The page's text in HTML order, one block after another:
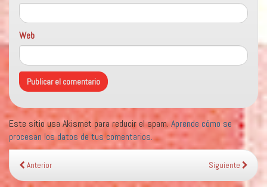
Web
Este sitio usa Akismet para reducir el spam.Aprende cómo se
procesan los datos de tus comentarios.
Anterior Siguiente